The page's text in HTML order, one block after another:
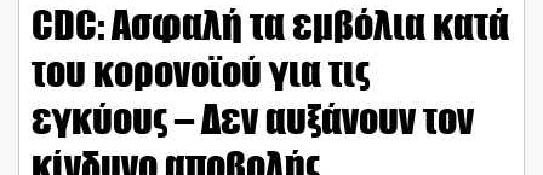
CDC: Ασφαλή τα εμβόλια κατά
του κορονοϊού για τις
εγκύους – Δεν αυξάνουν τον